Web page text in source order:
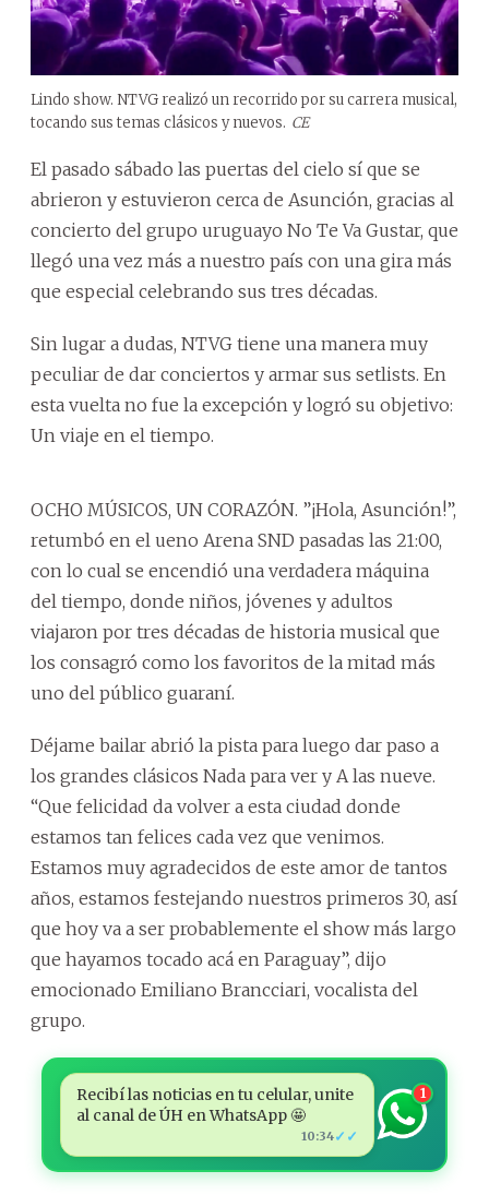
Lindo show. NTVG realizó un recorrido por su carrera musical,
tocando sus temas clásicos y nuevos. CE
El pasado sábado las puertas del cielo sí que se
abrieron y estuvieron cerca de Asunción, gracias al
concierto del grupo uruguayo No Te Va Gustar, que
llegó una vez más a nuestro país con una gira más
que especial celebrando sus tres décadas.
Sin lugar a dudas, NTVG tiene una manera muy
peculiar de dar conciertos y armar sus setlists. En
esta vuelta no fue la excepción y logró su objetivo:
Un viaje en el tiempo.
OCHO MÚSICOS, UN CORAZÓN. ”¡Hola, Asunción!”,
retumbó en el ueno Arena SND pasadas las 21:00,
con lo cual se encendió una verdadera máquina
del tiempo, donde niños, jóvenes y adultos
viajaron por tres décadas de historia musical que
los consagró como los favoritos de la mitad más
uno del público guaraní.
Déjame bailar abrió la pista para luego dar paso a
los grandes clásicos Nada para ver y A las nueve.
“Que felicidad da volver a esta ciudad donde
estamos tan felices cada vez que venimos.
Estamos muy agradecidos de este amor de tantos
años, estamos festejando nuestros primeros 30, así
que hoy va a ser probablemente el show más largo
que hayamos tocado acá en Paraguay”, dijo
emocionado Emiliano Brancciari, vocalista del
grupo.
Recibí las noticias en tu celular, unite
al canal de ÚH en WhatsApp 🤩
10:34✓✓
1